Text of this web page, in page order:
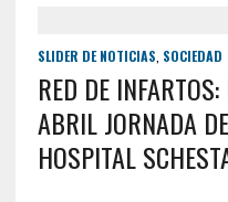
SLIDER DE NOTICIAS SOCIEDAD
RED DE
ABRIL JORNADA
HOSPITAL